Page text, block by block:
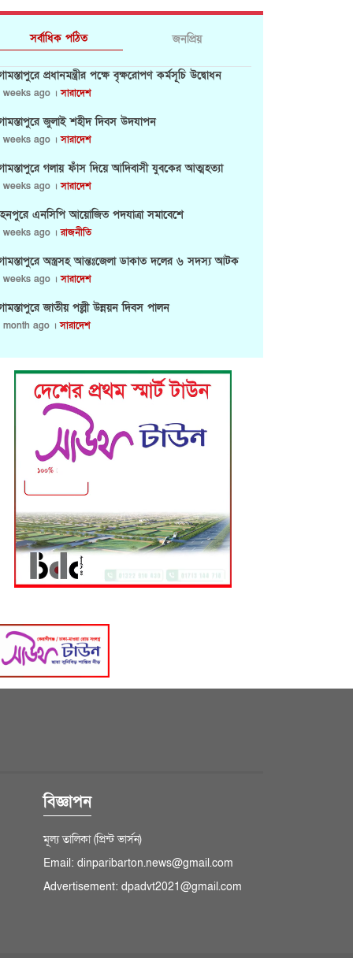
সর্বাধিক পঠিত জনপ্রিয়
প্রধানমন্ত্রীর পক্ষে বৃক্ষরোপণ কর্মসূচি উদ্বোধন
weeks ago ।সারাদেশ
জুলাই শহীদ দিবস উদযাপন
weeks ago ।সারাদেশ
গলায় ফাঁস দিয়ে আদিবাসী যুবকের আত্মহত্যা
weeks ago ।সারাদেশ
এনসিপি আয়োজিত পদযাত্রা সমাবেশে
weeks ago ।রাজনীতি
অস্ত্রসহ আন্তঃজেলা ডাকাত দলের ৬ সদস্য আটক
weeks ago ।সারাদেশ
জাতীয় পল্লী উন্নয়ন দিবস পালন
month ago ।সারাদেশ
বিজ্ঞাপন
মূল্য তালিকা (প্রিন্ট ভার্সন)
Email: dinparibarton.news@gmail.com
Advertisement: dpadvt2021@gmail.com